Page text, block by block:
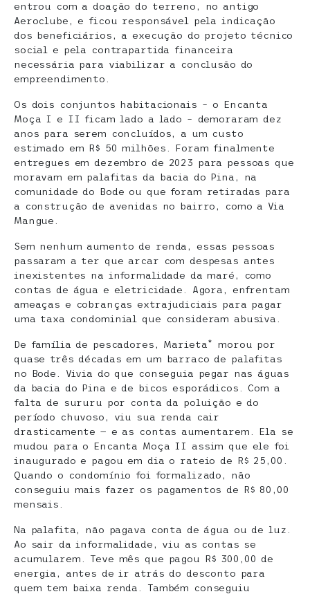
entrou com a doação do terreno, no antigo
Aeroclube, e ficou responsável pela indicação
dos beneficiários, a execução do projeto técnico
social e pela contrapartida financeira
necessária para viabilizar a conclusão do
empreendimento.
Os dois conjuntos habitacionais – o Encanta
Moça I e II ficam lado a lado – demoraram dez
anos para serem concluídos, a um custo
estimado em R$ 50 milhões. Foram finalmente
entregues em dezembro de 2023 para pessoas que
moravam em palafitas da bacia do Pina, na
comunidade do Bode ou que foram retiradas para
a construção de avenidas no bairro, como a Via
Mangue.
Sem nenhum aumento de renda, essas pessoas
passaram a ter que arcar com despesas antes
inexistentes na informalidade da maré, como
contas de água e eletricidade. Agora, enfrentam
ameaças e cobranças extrajudiciais para pagar
uma taxa condominial que consideram abusiva.
De família de pescadores, Marieta* morou por
quase três décadas em um barraco de palafitas
no Bode. Vivia do que conseguia pegar nas águas
da bacia do Pina e de bicos esporádicos. Com a
falta de sururu por conta da poluição e do
período chuvoso, viu sua renda cair
drasticamente — e as contas aumentarem. Ela se
mudou para o Encanta Moça II assim que ele foi
inaugurado e pagou em dia o rateio de R$ 25,00.
Quando o condomínio foi formalizado, não
conseguiu mais fazer os pagamentos de R$ 80,00
mensais.
Na palafita, não pagava conta de água ou de luz.
Ao sair da informalidade, viu as contas se
acumularem. Teve mês que pagou R$ 300,00 de
energia, antes de ir atrás do desconto para
quem tem baixa renda. Também conseguiu